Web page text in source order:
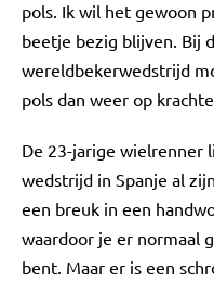
pols. Ik wil het gewoon
beetje bezig blijven. Bij
wereldbekerwedstrijd
pols dan weer op
De 23-jarige wielrenner
wedstrijd in Spanje al
een breuk in een
waardoor je er normaal
bent. Maar er is een